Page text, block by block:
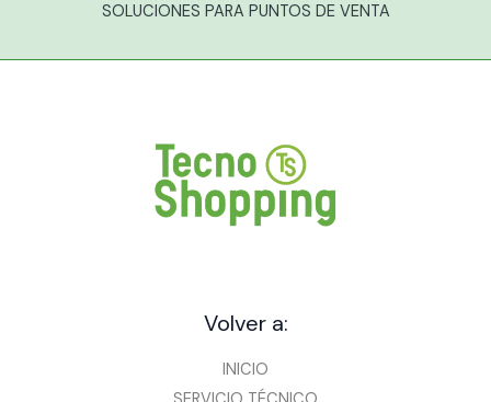
SOLUCIONES PARA PUNTOS DE VENTA
Volver a:
INICIO